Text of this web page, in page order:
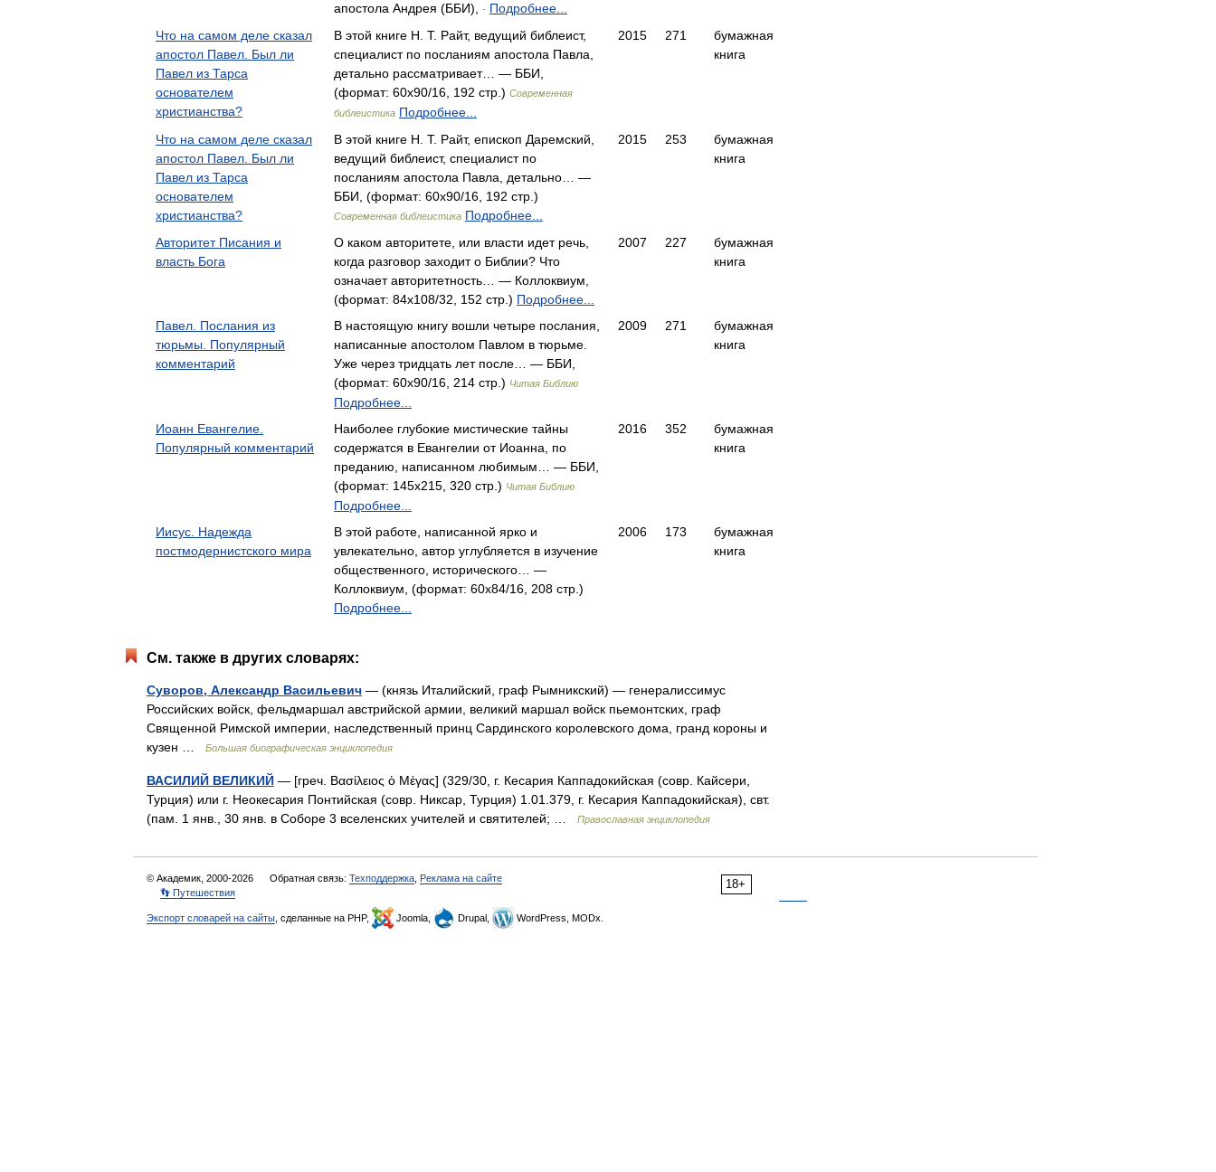
апостола Андрея (ББИ),
- Подробнее...
Что на самом деле сказал
апостол Павел. Был ли
Павел из Тарса
основателем
христианства?
В этой книге H. Т. Райт, ведущий библеист,
специалист по посланиям апостола Павла,
детально рассматривает… — ББИ,
(формат: 60x90/16, 192 стр.) Современная
библеистика Подробнее...
2015 271
бумажная
книга
Что на самом деле сказал
апостол Павел. Был ли
Павел из Тарса
основателем
христианства?
В этой книге Н. Т. Райт, епископ Даремский,
ведущий библеист, специалист по
посланиям апостола Павла, детально… —
ББИ, (формат: 60x90/16, 192 стр.)
Современная библеистика Подробнее...
2015 253
бумажная
книга
Авторитет Писания и
власть Бога
О каком авторитете, или власти идет речь,
когда разговор заходит о Библии? Что
означает авторитетность… — Коллоквиум,
(формат: 84x108/32, 152 стр.) Подробнее...
2007 227
бумажная
книга
Павел. Послания из
тюрьмы. Популярный
комментарий
В настоящую книгу вошли четыре послания,
написанные апостолом Павлом в тюрьме.
Уже через тридцать лет после… — ББИ,
(формат: 60x90/16, 214 стр.) Читая Библию
Подробнее...
2009 271
бумажная
книга
Иоанн Евангелие.
Популярный комментарий
Наиболее глубокие мистические тайны
содержатся в Евангелии от Иоанна, по
преданию, написанном любимым… — ББИ,
(формат: 145x215, 320 стр.) Читая Библию
Подробнее...
2016 352
бумажная
книга
Иисус. Надежда
постмодернистского мира
В этой работе, написанной ярко и
увлекательно, автор углубляется в изучение
общественного, исторического… —
Коллоквиум, (формат: 60x84/16, 208 стр.)
Подробнее...
2006 173
бумажная
книга
См. также в других словарях:
Суворов, Александр Васильевич — (князь Италийский, граф Рымникский) — генералиссимус
Российских войск, фельдмаршал австрийской армии, великий маршал войск пьемонтских, граф
Священной Римской империи, наследственный принц Сардинского королевского дома, гранд короны и
кузен …
Большая биографическая энциклопедия
ВАСИЛИЙ ВЕЛИКИЙ — [греч. Βασίλειος ὁ Μέγας] (329/30, г. Кесария Каппадокийская (совр. Кайсери,
Турция) или г. Неокесария Понтийская (совр. Никсар, Турция) 1.01.379, г. Кесария Каппадокийская), свт.
(пам. 1 янв., 30 янв. в Соборе 3 вселенских учителей и святителей; …
Православная энциклопедия
18+
© Академик, 2000-2026 Обратная связь: Техподдержка Реклама на сайте
👣 Путешествия
Экспорт словарей на сайты , сделанные на PHP, Joomla, Drupal, WordPress, MODx.